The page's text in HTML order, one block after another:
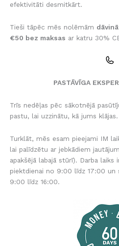
efektivitāti desmitkārt.
Tieši tāpēc mēs nolēmām
€50 bez maksas ar katru 30%
PASTĀVĪGA
Trīs nedēļas pēc sākotnējā
pastu, lai uzzinātu, kā jums klājas.
Turklāt, mēs esam pieejami IM
lai palīdzētu ar jebkādiem
apakšējā labajā stūrī). Darba
piektdienai no 9:00 līdz 17:00 un
9:00 līdz 16:00.